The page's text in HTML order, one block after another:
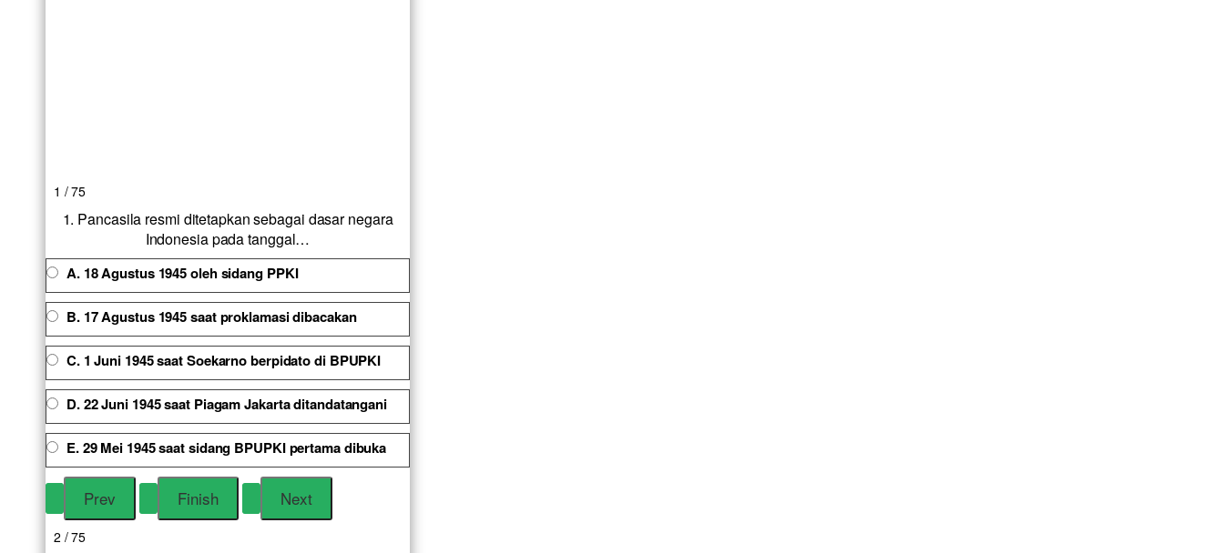
1 / 75
1. Pancasila resmi ditetapkan sebagai dasar negara
Indonesia pada tanggal…
A. 18 Agustus 1945 oleh sidang PPKI
B. 17 Agustus 1945 saat proklamasi dibacakan
C. 1 Juni 1945 saat Soekarno berpidato di BPUPKI
D. 22 Juni 1945 saat Piagam Jakarta ditandatangani
E. 29 Mei 1945 saat sidang BPUPKI pertama dibuka
2 / 75